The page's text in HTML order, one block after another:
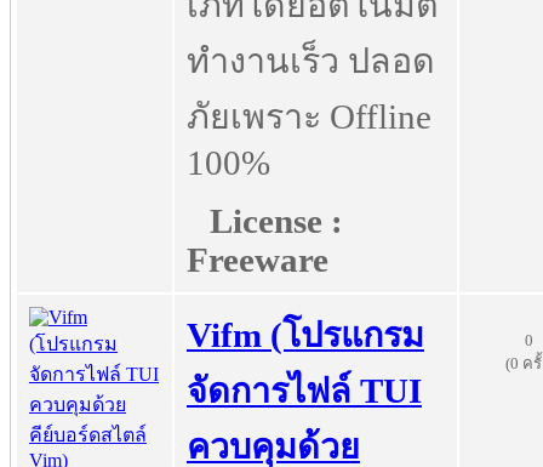
ทำงานเร็ว ปลอด
ภัยเพราะ Offline
100%
License :
Freeware
Vifm (โปรแกรม
จัดการไฟล์ TUI
ควบคุมด้วย
0
(0 ค